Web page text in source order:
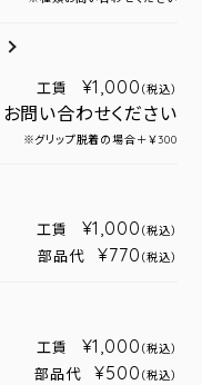
工賃 ¥1,000 （税込）
お問い合わせください
※グリップ脱着の場合＋￥300
工賃 ¥1,000 （税込）
部品代 ¥770 （税込）
工賃 ¥1,000 （税込）
部品代 ¥500 （税込）